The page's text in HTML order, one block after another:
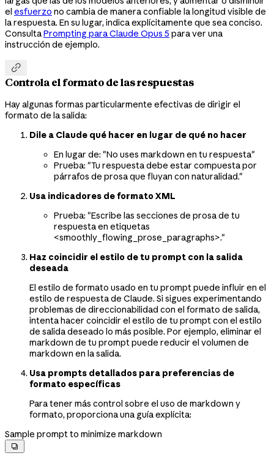
el esfuerzo no cambia de manera confiable la longitud visible de
la respuesta. En su lugar, indica explícitamente que sea conciso.
ConsultaPrompting para Claude Opus 5 para ver una
instrucción de ejemplo.

Controla el formato de las respuestas
Hay algunas formas particularmente efectivas de dirigir el
formato de la salida:
Dile a Claude qué hacer en lugar de qué no hacer
En lugar de: "No uses markdown en tu respuesta"
Prueba: "Tu respuesta debe estar compuesta por
párrafos de prosa que fluyan con naturalidad."
Usa indicadores de formato XML
Prueba: "Escribe las secciones de prosa de tu
respuesta en etiquetas
<smoothly_flowing_prose_paragraphs>."
Haz coincidir el estilo de tu prompt con la salida
deseada
El estilo de formato usado en tu prompt puede influir en el
estilo de respuesta de Claude. Si sigues experimentando
problemas de direccionabilidad con el formato de salida,
intenta hacer coincidir el estilo de tu prompt con el estilo
de salida deseado lo más posible. Por ejemplo, eliminar el
markdown de tu prompt puede reducir el volumen de
markdown en la salida.
Usa prompts detallados para preferencias de
formato específicas
Para tener más control sobre el uso de markdown y
formato, proporciona una guía explícita:
Sample prompt to minimize markdown
